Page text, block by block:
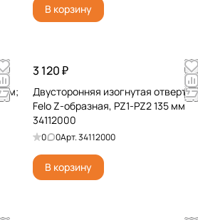
В корзину
мм;
3 120 ₽
Двусторонняя изогнутая отвертка
Felo Z-образная, PZ1-PZ2 135 мм
34112000
0 0Арт.34112000
В корзину